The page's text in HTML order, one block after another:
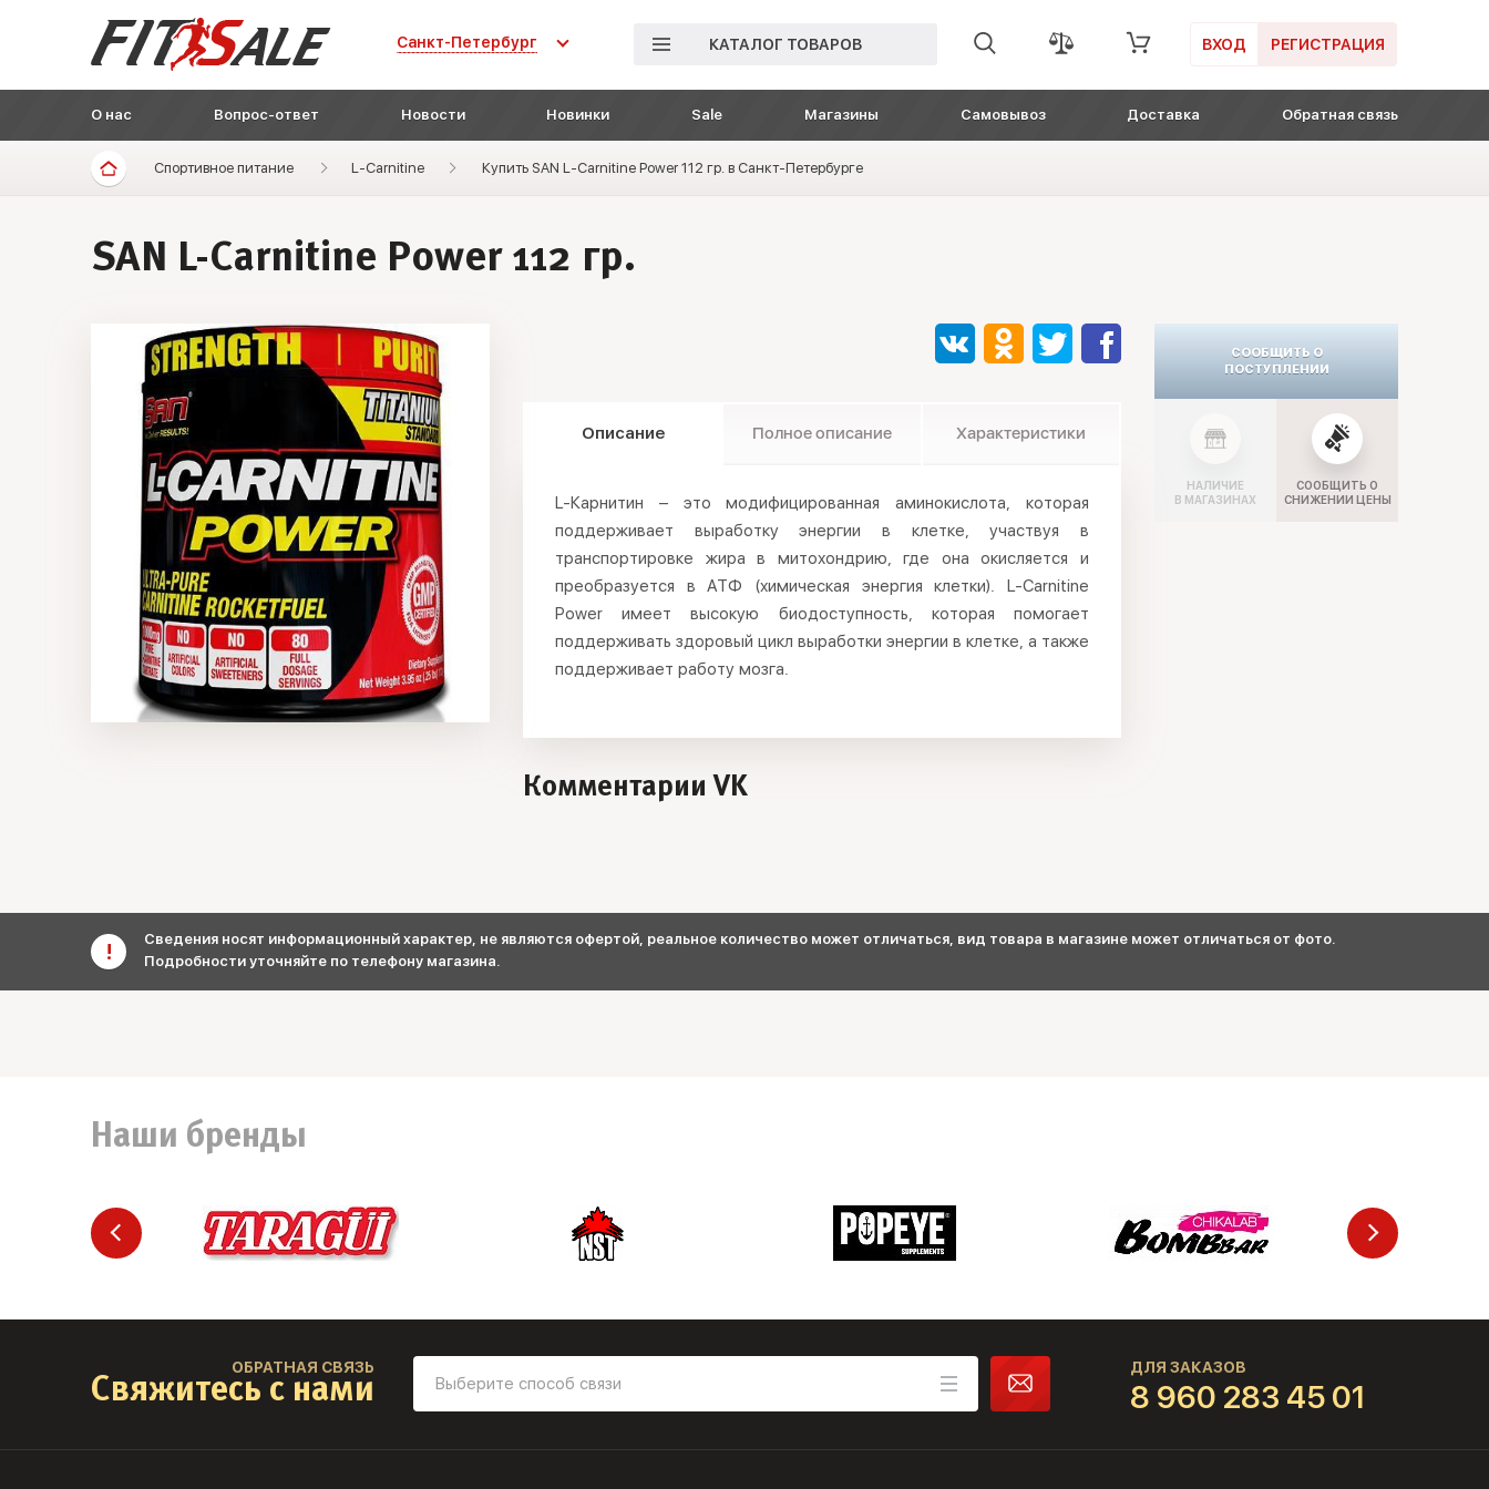
Санкт-Петербург КАТАЛОГ ТОВАРОВ ВХОД РЕГИСТРАЦИЯ
О нас Вопрос-ответ Новости Новинки Sale Магазины Самовывоз Доставка Обратная связь
Спортивное питание L-Carnitine Купить SAN L-Carnitine Power 112 гр. в Санкт-Петербурге
SAN L-Carnitine Power 112 гр.
Описание Полное описание Характеристики
L-Карнитин – это модифицированная аминокислота, которая
поддерживает выработку энергии в клетке, участвуя в
транспортировке жира в митохондрию, где она окисляется и
преобразуется в АТФ (химическая энергия клетки). L-Carnitine
Power имеет высокую биодоступность, которая помогает
поддерживать здоровый цикл выработки энергии в клетке, а также
поддерживает работу мозга.
Комментарии VK
СООБЩИТЬ О
ПОСТУПЛЕНИИ
НАЛИЧИЕ
В МАГАЗИНАХ
СООБЩИТЬ О
СНИЖЕНИИ ЦЕНЫ
Сведения носят информационный характер, не являются офертой, реальное количество может отличаться, вид товара в магазине может отличаться от фото.
Подробности уточняйте по телефону магазина.
Наши бренды
ОБРАТНАЯ СВЯЗЬ
Свяжитесь с нами
ДЛЯ ЗАКАЗОВ
8 960 283 45 01